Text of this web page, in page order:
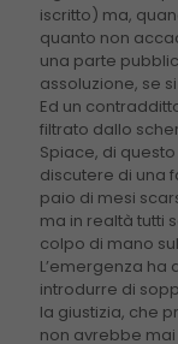
iscritto) ma,
quanto non
una parte
assoluzione, se
Ed un
filtrato dallo
Spiace, di
discutere di una
paio di mesi
ma in realtà tutti
colpo di mano
L’emergenza ha
introdurre di
la giustizia, che
non avrebbe